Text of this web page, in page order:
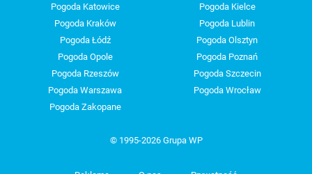
Pogoda Katowice
Pogoda Kielce
Pogoda Kraków
Pogoda Lublin
Pogoda Łódź
Pogoda Olsztyn
Pogoda Opole
Pogoda Poznań
Pogoda Rzeszów
Pogoda Szczecin
Pogoda Warszawa
Pogoda Wrocław
Pogoda Zakopane
© 1995-2026 Grupa WP